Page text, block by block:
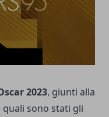
2023, giunti alla
quali sono stati gli